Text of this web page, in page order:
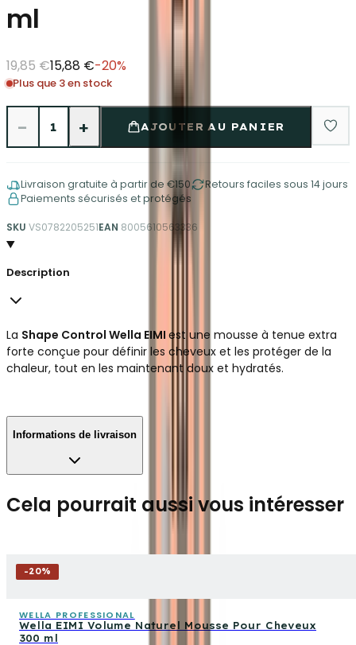
ml
19,85 €15,88 €-20%
Plus que 3 en stock
− 1 + AJOUTER AU PANIER
Livraison gratuite à partir de €150
Retours faciles sous 14 jours
Paiements sécurisés et protégés
SKU VS0782205251EAN 8005610563336
Description
La Shape Control Wella EIMI est une mousse à tenue extra
forte conçue pour définir les cheveux et les protéger de la
chaleur, tout en les maintenant doux et hydratés.
Informations de livraison
Cela pourrait aussi vous intéresser
-20%
WELLA PROFESSIONAL
Wella EIMI Volume Naturel Mousse Pour Cheveux
300 ml